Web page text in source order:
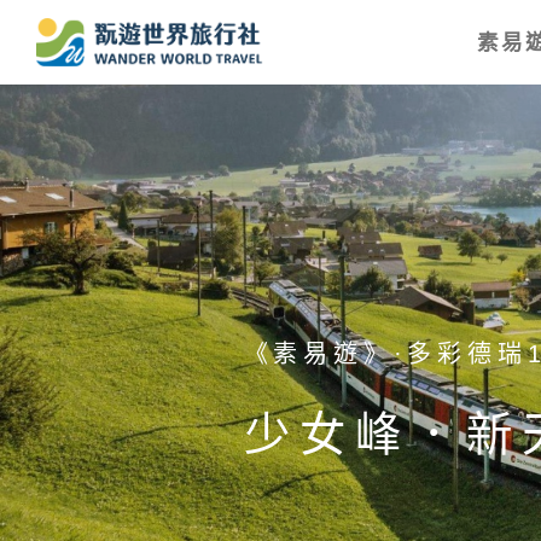
素易
《素易遊》·日本北陸
二進神的故
花．足利紫